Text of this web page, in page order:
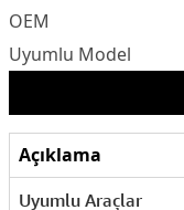
Açıklama
Uyumlu Araçlar